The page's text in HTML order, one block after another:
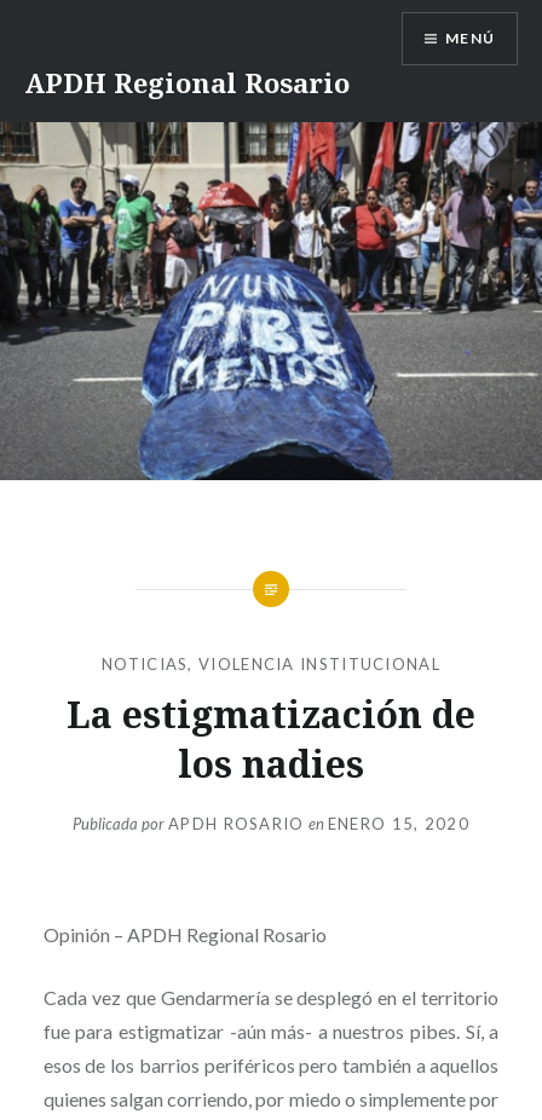
APDH Regional Rosario
MENÚ
NOTICIAS,VIOLENCIA INSTITUCIONAL
La estigmatización de
los nadies
Publicada porAPDH ROSARIO enENERO 15, 2020
Opinión – APDH Regional Rosario
Cada vez que Gendarmería se desplegó en el territorio
fue para estigmatizar -aún más- a nuestros pibes. Sí, a
esos de los barrios periféricos pero también a aquellos
quienes salgan corriendo, por miedo o simplemente por